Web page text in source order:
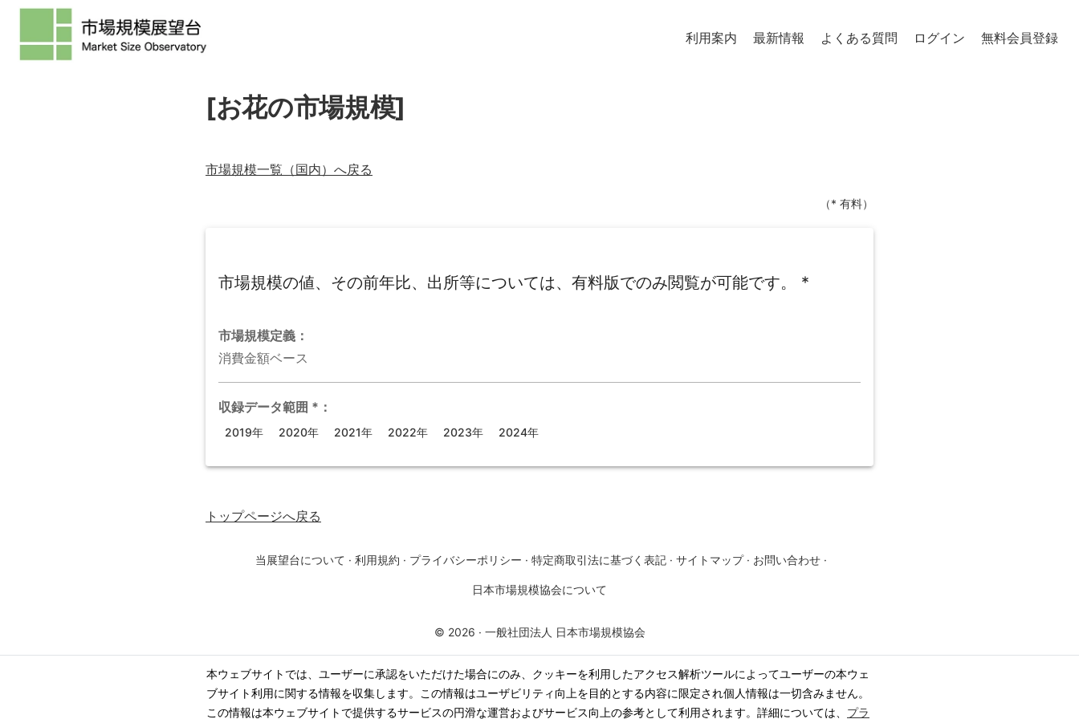
本ウェブサイトでは、ユーザーに承認をいただけた場合にのみ、クッキーを利用したアクセス解析ツールによってユーザーの本ウェ
ブサイト利用に関する情報を収集します。この情報はユーザビリティ向上を目的とする内容に限定され個人情報は一切含みません。
この情報は本ウェブサイトで提供するサービスの円滑な運営およびサービス向上の参考として利用されます。詳細については、 プラ
利用案内 最新情報 よくある質問 ログイン 無料会員登録
[お花の市場規模]
市場規模一覧（国内）へ戻る
（* 有料）
市場規模の値、その前年比、出所等については、有料版でのみ閲覧が可能です。 *
市場規模定義：
消費金額ベース
収録データ範囲 * ：
2019年 2020年 2021年 2022年 2023年 2024年
トップページへ戻る
当展望台について · 利用規約 · プライバシーポリシー · 特定商取引法に基づく表記 · サイトマップ · お問い合わせ ·
日本市場規模協会について
© 2026 · 一般社団法人 日本市場規模協会